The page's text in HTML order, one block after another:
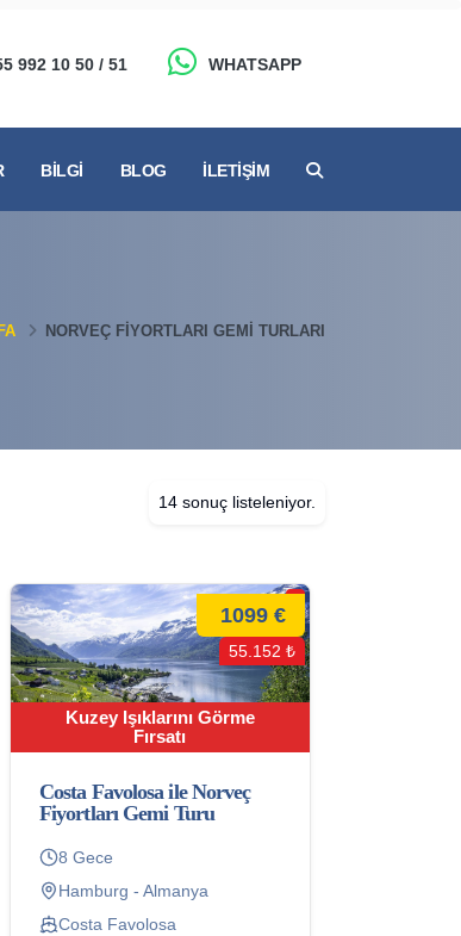
992 10 50 / 51 WHATSAPP
BILGI BLOG İLETIŞIM
NORVEÇ FIYORTLARI GEMI TURLARI
14 sonuç listeleniyor.
Kuzey Işıklarını Görme
Fırsatı
1099 €
55.152 ₺
Costa Favolosa ile Norveç
Fiyortları Gemi Turu
8 Gece
Hamburg - Almanya
Costa Favolosa